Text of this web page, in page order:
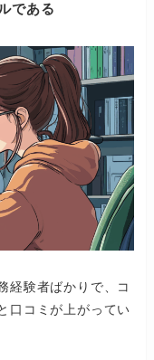
である
経験者ばかりで、コ
口コミが上がってい